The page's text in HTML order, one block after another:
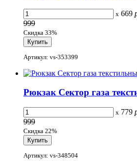
x 669
999
Скидка 33%
Артикул: vs-353399
Рюкзак Сектор газа
x 779
999
Скидка 22%
Артикул: vs-348504